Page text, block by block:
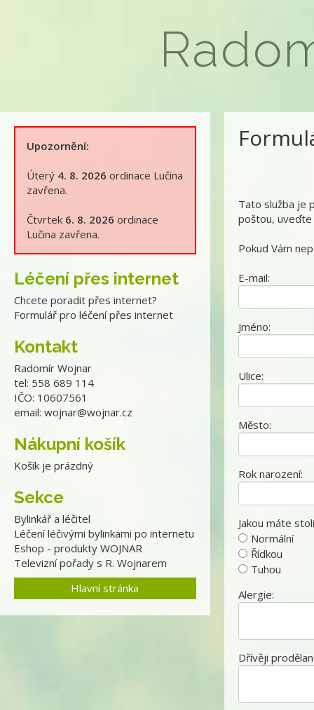
Upozornění:
Úterý 4. 8. 2026 ordinace Lučina
zavřena.
Čtvrtek 6. 8. 2026 ordinace
Lučina zavřena.
Léčení přes internet
Chcete poradit přes internet?
Formulář pro léčení přes internet
Kontakt
Radomír Wojnar
tel: 558 689 114
IČO: 10607561
email: wojnar@wojnar.cz
Nákupní košík
Košík je prázdný
Sekce
Bylinkář a léčitel
Léčení léčivými bylinkami po internetu
Eshop - produkty WOJNAR
Televizní pořady s R. Wojnarem
Hlavní stránka
Tato služba je
poštou, uveďte
Pokud Vám
E-mail:
Jméno:
Ulice:
Město:
Rok narození:
Jakou máte
Normální
Řídkou
Tuhou
Alergie:
Dřívěji